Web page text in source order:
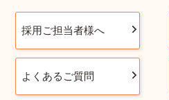
採用ご担当者様へ
よくあるご質問